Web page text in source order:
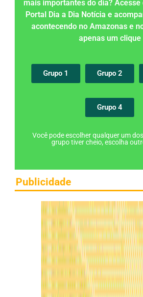
mais importantes do dia? Acesse
Portal Dia a Dia Notícia e
acontecendo no Amazonas e
apenas um clique
Grupo 1 Grupo 2
Grupo 4
Você pode escolher qualquer um
grupo tiver cheio, escolha
Publicidade